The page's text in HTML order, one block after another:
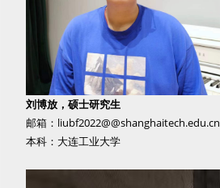
刘博放，硕士研究生
邮箱：liubf2022@@shanghaitech.edu.cn
本科：大连工业大学